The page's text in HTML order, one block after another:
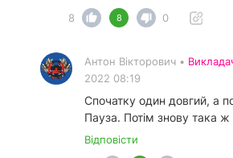
8
8 0
Антон Вікторович •
2022 08:19
Спочатку один довгий, а
Пауза. Потім знову така ж
Відповісти